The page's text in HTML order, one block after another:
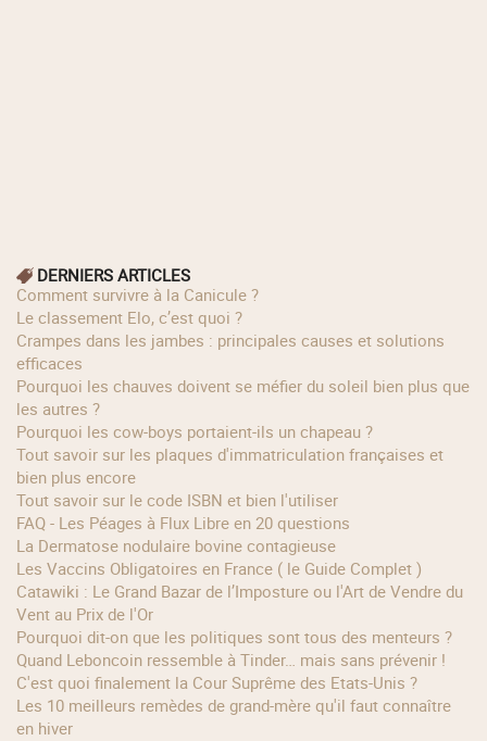
DERNIERS ARTICLES
Comment survivre à la Canicule ?
Le classement Elo, c’est quoi ?
Crampes dans les jambes : principales causes et solutions
efficaces
Pourquoi les chauves doivent se méfier du soleil bien plus que
les autres ?
Pourquoi les cow‑boys portaient‑ils un chapeau ?
Tout savoir sur les plaques d'immatriculation françaises et
bien plus encore
Tout savoir sur le code ISBN et bien l'utiliser
FAQ - Les Péages à Flux Libre en 20 questions
La Dermatose nodulaire bovine contagieuse
Les Vaccins Obligatoires en France ( le Guide Complet )
Catawiki : Le Grand Bazar de l’Imposture ou l'Art de Vendre du
Vent au Prix de l'Or
Pourquoi dit-on que les politiques sont tous des menteurs ?
Quand Leboncoin ressemble à Tinder… mais sans prévenir !
C'est quoi finalement la Cour Suprême des Etats-Unis ?
Les 10 meilleurs remèdes de grand-mère qu'il faut connaître
en hiver